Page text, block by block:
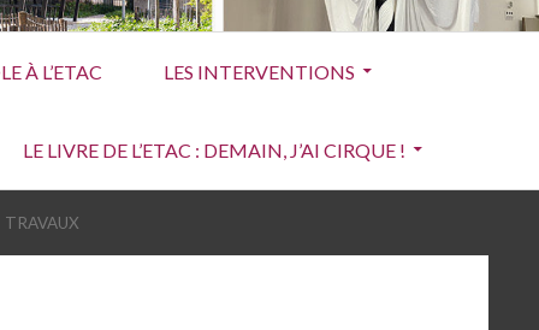
À L’ETAC LES INTERVENTIONS
LE LIVRE DE L’ETAC : DEMAIN, J’AI CIRQUE !
TRAVAUX